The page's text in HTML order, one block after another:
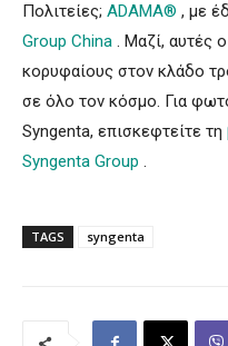
Πολιτείες; ADAMA® , με
Group China . Μαζί, αυτές
κορυφαίους στον κλάδο
σε όλο τον κόσμο. Για
Syngenta, επισκεφτείτε τη
Syngenta Group .
TAGS syngenta